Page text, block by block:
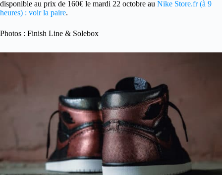
disponible au prix de 160€ le mardi 22 octobre au Nike Store.fr (à 9
heures) : voir la paire.
Photos : Finish Line & Solebox